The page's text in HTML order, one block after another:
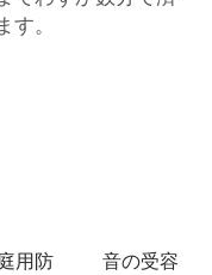
。
用防
音の受容